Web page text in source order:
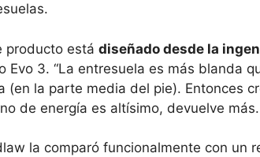
producto está diseñado desde la
Evo 3. “La entresuela es más blanda
(en la parte media del pie). Entonces
de energía es altísimo, devuelve más.
la comparó funcionalmente con un